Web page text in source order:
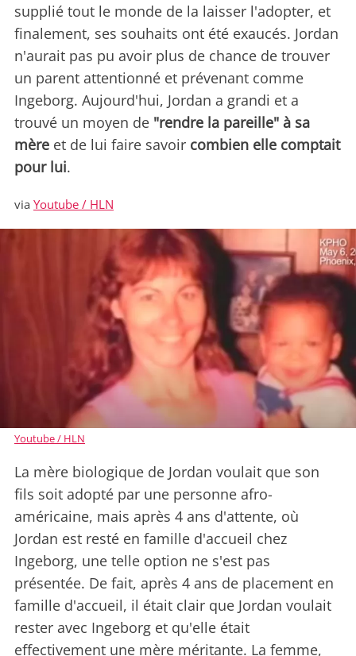
supplié tout le monde de la laisser l'adopter, et
finalement, ses souhaits ont été exaucés. Jordan
n'aurait pas pu avoir plus de chance de trouver
un parent attentionné et prévenant comme
Ingeborg. Aujourd'hui, Jordan a grandi et a
trouvé un moyen de "rendre la pareille" à sa
mère et de lui faire savoir combien elle comptait
pour lui.
via Youtube / HLN
Youtube / HLN
La mère biologique de Jordan voulait que son
fils soit adopté par une personne afro-
américaine, mais après 4 ans d'attente, où
Jordan est resté en famille d'accueil chez
Ingeborg, une telle option ne s'est pas
présentée. De fait, après 4 ans de placement en
famille d'accueil, il était clair que Jordan voulait
rester avec Ingeborg et qu'elle était
effectivement une mère méritante. La femme,